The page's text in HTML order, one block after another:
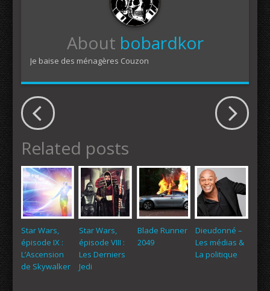
About bobardkor
Je baise des ménagères Couzon
Related posts
Star Wars,
épisode IX :
L’Ascension
de Skywalker
Star Wars,
épisode VIII :
Les Derniers
Jedi
Blade Runner
2049
Dieudonné –
Les médias &
La politique